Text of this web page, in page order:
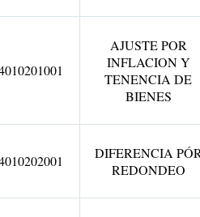
AJUSTE POR
INFLACION Y
TENENCIA DE
BIENES
DIFERENCIA
REDONDEO